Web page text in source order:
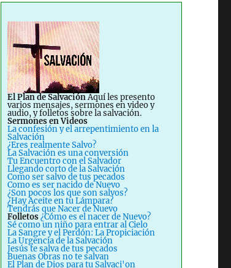
El Plan de SalvaciónAquí les presento
varios mensajes, sermones en video y
audio, y folletos sobre la salvación.
Sermones en Videos
La confesión y el arrepentimiento en la
Salvación
¿Eres realmente Salvo?
La Salvación es una conversión
Tu Encuentro con el Salvador
Llegando corto de la Salvación
Como ser salvo de tus pecados
Como es ser nacido de Nuevo
¿Son pocos los que son salvos?
¿Hay Aceite en tu Lámpara?
Tendrás que Nacer de Nuevo
Folletos¿Cómo es el nacer de Nuevo?
Sé como un niño para entrar al Cielo
La Sangre y el Perdón: La Propiciación
La Urgencia de la Salvación
Jesús te salva de tus pecados
Buenas Obras no te salvan
El Plan de Dios para tu Salvaci'on